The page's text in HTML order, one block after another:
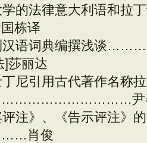
学的法律意大利语
栋译
汉语词典编撰浅
]莎丽达
尼引用古代著作名称
尹
评注》、《告示评注
肖俊